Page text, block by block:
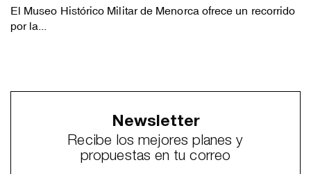
El Museo Histórico Militar de Menorca ofrece un recorrido
por la...
Newsletter
Recibe los mejores planes y
propuestas en tu correo